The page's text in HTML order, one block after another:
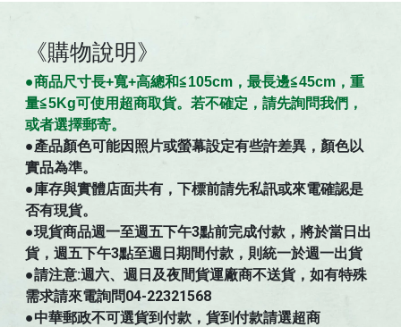
《購物說明》
●商品尺寸長+寬+高總和≦105cm，最長邊≦45cm，重
量≦5Kg可使用超商取貨。若不確定，請先詢問我們，
或者選擇郵寄。
●產品顏色可能因照片或螢幕設定有些許差異，顏色以
實品為準。
●庫存與實體店面共有，下標前請先私訊或來電確認是
否有現貨。
●現貨商品週一至週五下午3點前完成付款，將於當日出
貨，週五下午3點至週日期間付款，則統一於週一出貨
●請注意:週六、週日及夜間貨運廠商不送貨，如有特殊
需求請來電詢問04-22321568
●中華郵政不可選貨到付款，貨到付款請選超商